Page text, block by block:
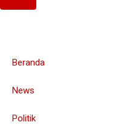
Beranda
News
Politik